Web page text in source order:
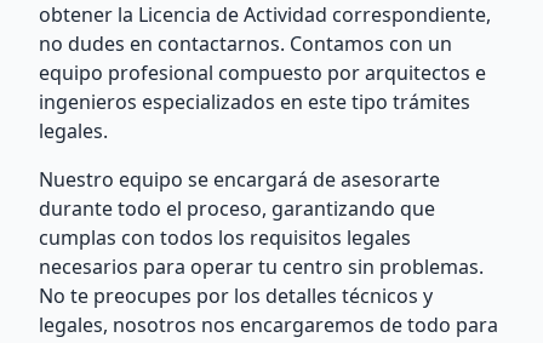
obtener la Licencia de Actividad correspondiente,
no dudes en contactarnos. Contamos con un
equipo profesional compuesto por arquitectos e
ingenieros especializados en este tipo trámites
legales.
Nuestro equipo se encargará de asesorarte
durante todo el proceso, garantizando que
cumplas con todos los requisitos legales
necesarios para operar tu centro sin problemas.
No te preocupes por los detalles técnicos y
legales, nosotros nos encargaremos de todo para